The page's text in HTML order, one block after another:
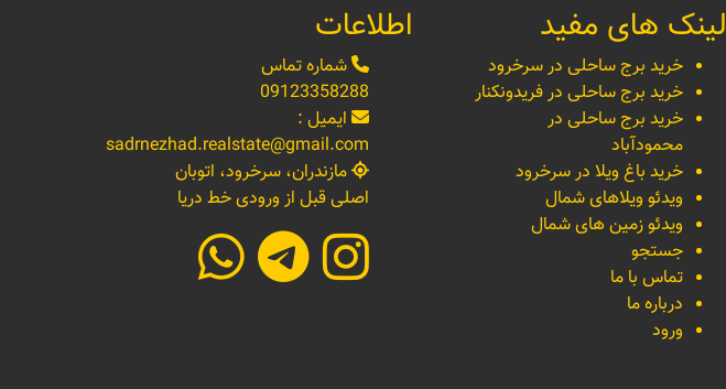
لینک های مفید
خرید برج ساحلی در سرخرود
خرید برج ساحلی در فریدونکنار
خرید برج ساحلی در
محمودآباد
خرید باغ ویلا در سرخرود
ویدئو ویلاهای شمال
ویدئو زمین های شمال
جستجو
تماس با ما
درباره ما
ورود
اطلاعات
شماره تماس
09123358288
ایمیل :
sadrnezhad.realstate@gmail.com
مازندران، سرخرود، اتوبان
اصلی قبل از ورودی خط دریا